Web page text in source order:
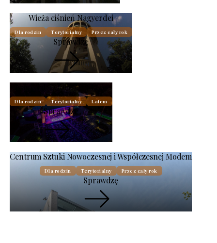
Wieża ciśnień Nagyerdei
Dla rodzin Terytorialny Przez cały rok
Sprawdzę
Nagyerdei Open Air Stage
Dla rodzin Terytorialny Latem
Sprawdzę
Centrum Sztuki Nowoczesnej i Współczesnej Modem
Dla rodzin Terytorialny Przez cały rok
Sprawdzę